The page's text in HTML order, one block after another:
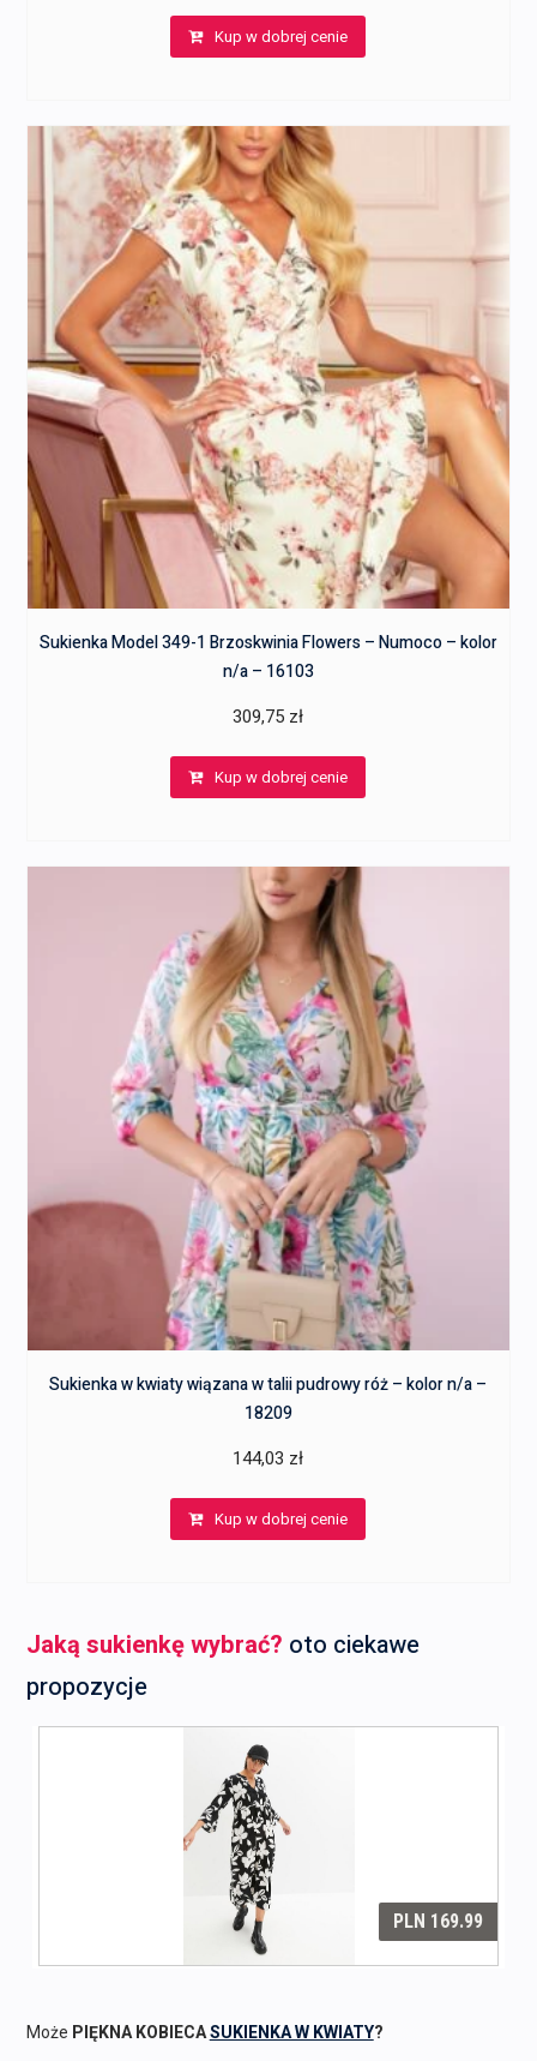
Kup w dobrej cenie
Sukienka Model 349-1 Brzoskwinia Flowers – Numoco – kolor
n/a – 16103
309,75 zł
Kup w dobrej cenie
Sukienka w kwiaty wiązana w talii pudrowy róż – kolor n/a –
18209
144,03 zł
Kup w dobrej cenie
Jaką sukienkę wybrać? oto ciekawe
propozycje
Może PIĘKNA KOBIECASUKIENKA W KWIATY?